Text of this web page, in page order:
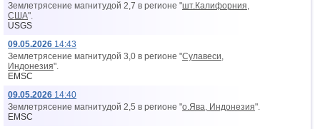
Землетрясение магнитудой 2,7 в регионе "шт.Калифорния,
США".
USGS
09.05.2026 14:43
Землетрясение магнитудой 3,0 в регионе "Сулавеси,
Индонезия".
EMSC
09.05.2026 14:40
Землетрясение магнитудой 2,5 в регионе "о.Ява, Индонезия".
EMSC